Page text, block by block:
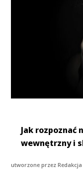
Jak rozpoznać
wewnętrzny i
utworzone przezRedakcja